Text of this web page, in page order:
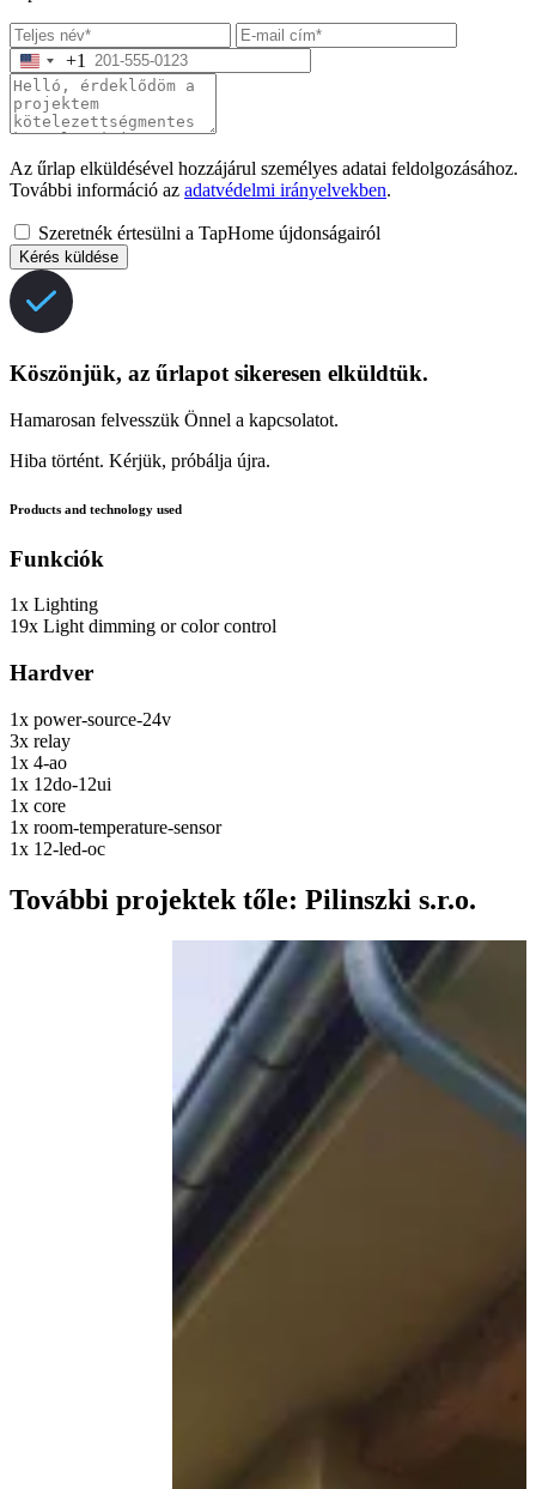
+1
Az űrlap elküldésével hozzájárul személyes adatai feldolgozásához.
További információ az adatvédelmi irányelvekben.
Szeretnék értesülni a TapHome újdonságairól
Kérés küldése
Köszönjük, az űrlapot sikeresen elküldtük.
Hamarosan felvesszük Önnel a kapcsolatot.
Hiba történt. Kérjük, próbálja újra.
Products and technology used
Funkciók
1x Lighting
19x Light dimming or color control
Hardver
1x power-source-24v
3x relay
1x 4-ao
1x 12do-12ui
1x core
1x room-temperature-sensor
1x 12-led-oc
További projektek tőle: Pilinszki s.r.o.